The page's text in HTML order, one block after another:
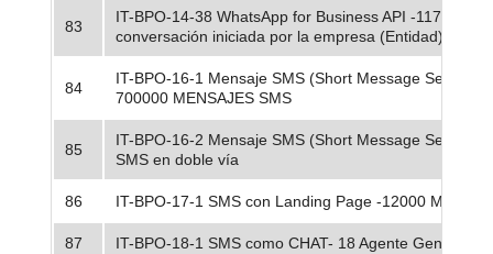
83
IT-BPO-14-38 WhatsApp for Business API -117190
conversación iniciada por la empresa (Entidad)
84
IT-BPO-16-1 Mensaje SMS (Short Message Service) -
700000 MENSAJES SMS
85
IT-BPO-16-2 Mensaje SMS (Short Message Service)
SMS en doble vía
86 IT-BPO-17-1 SMS con Landing Page -12000 Mensaje
87 IT-BPO-18-1 SMS como CHAT- 18 Agente General